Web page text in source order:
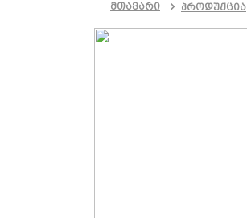
მთავარი პროდუქცია